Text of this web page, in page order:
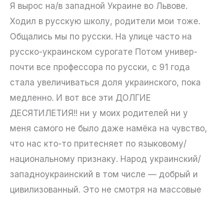
Я вырос на/в западной Украине во Львове.
Ходил в русскую школу, родители мои тоже.
Общались мы по русски. На улице часто на
русско-украинском сурогате Потом универ-
почти все профессора по русски, с 91 года
стала увеличиваться доля украинского, пока
медленно. И вот все эти ДОЛГИЕ
ДЕСЯТИЛЕТИЯ!! ни у моих родителей ни у
меня самого не было даже намёка на чувство,
что нас кто-то притесняет по языковому/
национальному признаку. Народ украинский/
западноукраинский в том числе — добрый и
цивилизованный. Это не смотря на массовые